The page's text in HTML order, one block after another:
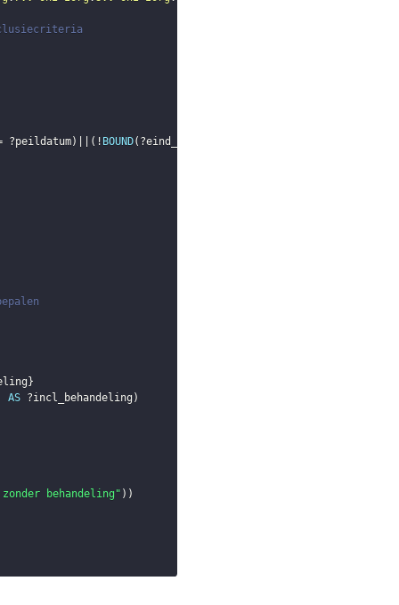
?peildatum) ( ! BOUND( ?eind_zorgproces
}
AS ?incl_behandeling )
behandeling" ) )